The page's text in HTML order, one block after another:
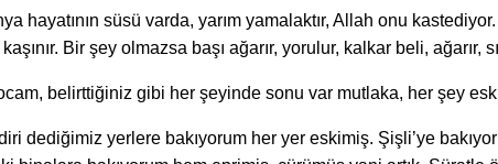
hayatının süsü varda, yarım yamalaktır, Allah onu
Bir şey olmazsa başı ağarır, yorulur, kalkar beli, ağarır,
belirttiğiniz gibi her şeyinde sonu var mutlaka, her şey
dediğimiz yerlere bakıyorum her yer eskimiş. Şişli’ye